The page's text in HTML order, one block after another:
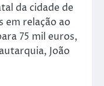
da cidade de
em relação ao
75 mil euros,
João